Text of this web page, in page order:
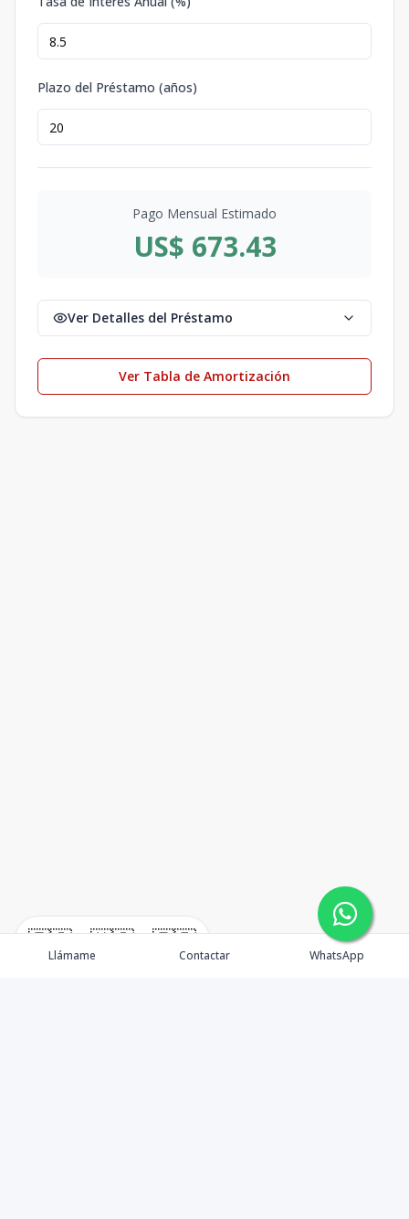
🇪🇸 🇺🇸 🇫🇷
Plazo del Préstamo (años)
Pago Mensual Estimado
US$ 673.43
Ver Detalles del Préstamo
Ver Tabla de Amortización
Llámame Contactar WhatsApp